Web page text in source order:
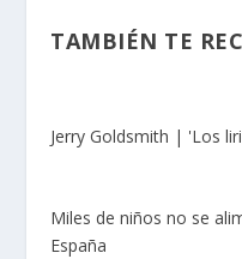
TAMBIÉN TE
Jerry Goldsmith | 'Los
Miles de niños no se
España